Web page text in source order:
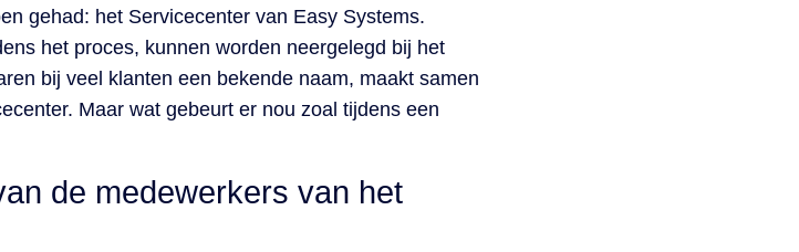
gehad: het Servicecenter van Easy Systems.
het proces, kunnen worden neergelegd bij het
bij veel klanten een bekende naam, maakt samen
Maar wat gebeurt er nou zoal tijdens een
de medewerkers van het